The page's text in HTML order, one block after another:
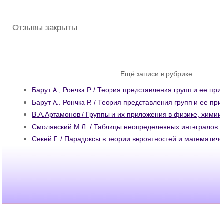
Отзывы закрыты
Ещё записи в рубрике:
Барут А., Рончка Р / Теория представления групп и ее
Барут А., Рончка Р. / Теория представления групп и ее
В.А.Артамонов / Группы и их приложения в физике,
Смолянский М.Л. / Таблицы неопределенных интегралов
Секей Г. / Парадоксы в теории вероятностей и